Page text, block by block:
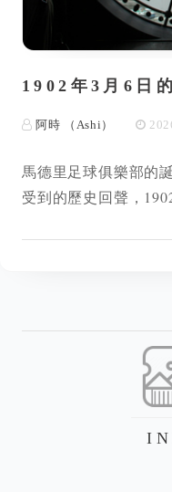
1902年3月6日
阿時 （Ashi）
馬德里足球俱樂部的
受到的歷史回聲，